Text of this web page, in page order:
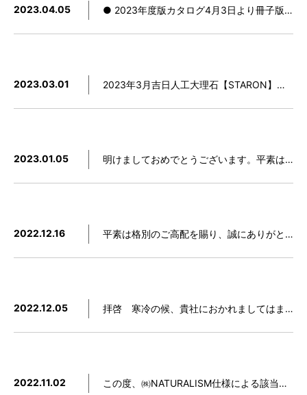
2023.04.05 ● 2023年度版カタログ4月3日より冊子版をお取り寄せいただけます。PDF版はこちらから、2023年スタロンカタログ●2023年度版サンプルボックスGW明けの5月8日より無料にてお取り寄せいただけます。2023年のサンプルチップは、全90色になります。
2023.03.01 2023年3月吉日人工大理石【STARON】 廃番製品のお知らせ 謹啓 時下ますますご繁栄のこととお喜び申し上げます。平素は格別のお引き立てを賜り、ありがたく厚くお礼申し上げます。さて新見本帳改訂を予定しており、それに伴い下記製品につきまして在庫限りで国内廃番…
2023.01.05 明けましておめでとうございます。平素はご愛顧を賜わり、厚く御礼申し上げます。旧年中は、多大なるご尽力をいただき、誠にありがとうございます。2023年も、より一層のご支援、お引立てを賜りますようお願い申し上げます。本年も宜しくお願い申し上げます。
2022.12.16 平素は格別のご高配を賜り、誠にありがとうございます。誠に勝手ながら、年末年始休業日を下記のとおりとさせていただきます。・年末年始休業期間：2022年12月29日（木）～2023年1月3日（火）ご不便をおかけいたしますが、何卒ご了承いただきますようお願い申し上げます。※ホ…
2022.12.05 拝啓 寒冷の候、貴社におかれましてはますますご隆盛のこととお慶び申し上げます。さて、弊社の人工大理石スタロン🄬ショールームが12月7日（水）からオープンすることになりました。ので、下記のようにご案内させていただきます。この度のスタロン🄬ショールームオープンにより弊社製品…
2022.11.02 この度、㈱NATURALISM仕様による該当製品「STARON 10tサンプルボード品番表示間違い」が発覚致しました。今後、サンプルボードの適正確認作業及び入替作業を随時行って行くよう致します。また、お問合せ時の確認作業を徹底し､お客様へご不便を掛けぬよう万全の体制で対…